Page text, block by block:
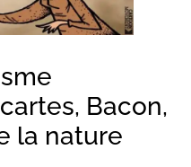
Bacon,
la nature